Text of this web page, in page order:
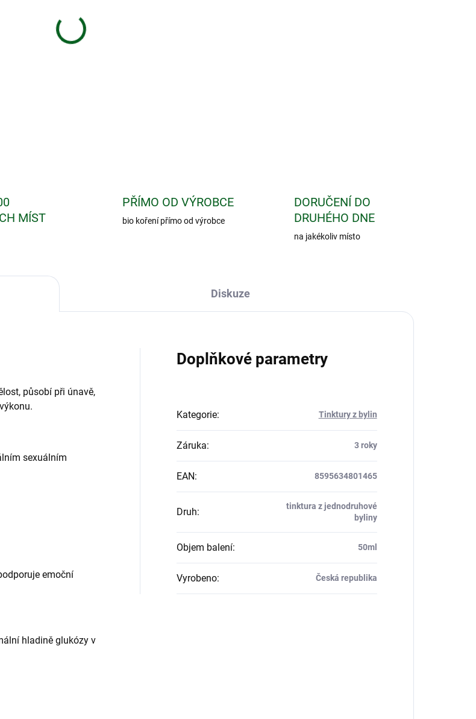
Vysoce kvalitní bylinn ý výtažek vyrobený z čerstvých bylin speciálním
homeopatickým postupem výroby, potencovaný D3. Přispívá k celkové vitalitě,
MÍST
PŘÍMO OD VÝROBCE
bio koření přímo od výrobce
DORUČENÍ DO
DRUHÉHO DNE
na jakékoliv místo
Diskuze
působí při únavě,
sexuálním
emoční
hladině glukózy v
Doplňkové parametry
Kategorie: Tinktury z bylin
Záruka: 3 roky
EAN: 8595634801465
Druh:
tinktura z jednodruhové
byliny
Objem balení: 50ml
Vyrobeno: Česká republika